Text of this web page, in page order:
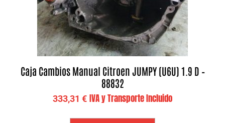
Caja Cambios Manual Citroen JUMPY (U6U) 1.9 D –
88832
333,31 € IVA y Transporte Incluido